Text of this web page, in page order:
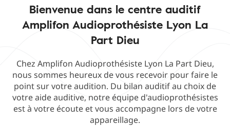
Bienvenue dans le centre auditif
Amplifon Audioprothésiste Lyon La
Part Dieu
Chez Amplifon Audioprothésiste Lyon La Part Dieu,
nous sommes heureux de vous recevoir pour faire le
point sur votre audition. Du bilan auditif au choix de
votre aide auditive, notre équipe d'audioprothésistes
est à votre écoute et vous accompagne lors de votre
appareillage.